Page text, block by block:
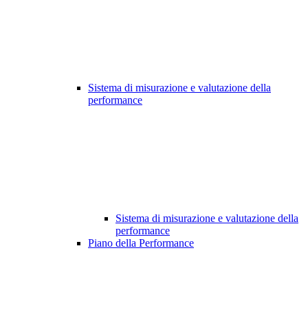
Sistema di misurazione e valutazione della
performance
Sistema di misurazione e valutazione della
performance
Piano della Performance